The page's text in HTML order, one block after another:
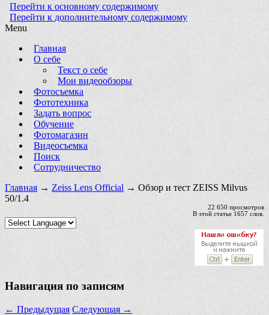
Перейти к основному содержимому
Перейти к дополнительному содержимому
Menu
Главная
О себе
Текст о себе
Мои видеообзоры
Фотосъемка
Фототехника
Задать вопрос
Обучение
Фотомагазин
Видеосъемка
Поиск
Сотрудничество
Главная → Zeiss Lens Official → Обзор и тест ZEISS Milvus
50/1.4
22 650 просмотров
В этой статье 1657 слов.
Навигация по записям
← Предыдущая Следующая →